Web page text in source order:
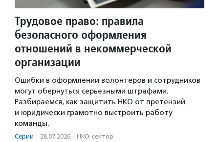
Трудовое право: правила
безопасного оформления
отношений в некоммерческой
организации
Ошибки в оформлении волонтеров и сотрудников
могут обернуться серьезными штрафами.
Разбираемся, как защитить НКО от претензий
и юридически грамотно выстроить работу
команды.
Серии · 28.07.2026 · НКО-сектор